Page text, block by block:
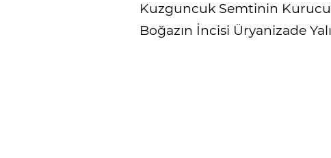
Kuzguncuk Semtinin
Boğazın İncisi Üryanizade